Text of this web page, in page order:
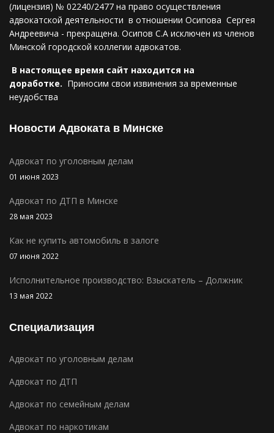
(лицензия) № 02240/2477 на право осуществления
адвокатской деятельности в отношении Осипова Сергея
Андреевича - прекращена. Осипов С.А исключен из членов
Минской городской коллегии адвокатов.
В настоящее время сайт находится на
доработке. Приносим свои извинения за временные
неудобства
Новости Адвоката в Минске
Адвокат по уголовным делам
01 июня 2023
Адвокат по ДТП в Минске
28 мая 2023
Как не купить автомобиль в залоге
07 июня 2022
Исполнительное производство: Взыскатель – Должник
13 мая 2022
Специализация
Адвокат по уголовным делам
Адвокат по ДТП
Адвокат по семейным делам
Адвокат по наркотикам